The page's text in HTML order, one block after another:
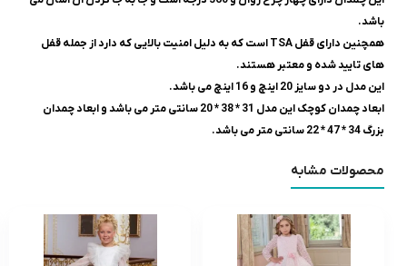
باشد.
همچنین دارای قفل TSA است که به دلیل امنیت بالایی که دارد از جمله قفل
های تایید شده و معتبر هستند.
این مدل در دو سایز 20 اینچ و 16 اینچ می باشد.
ابعاد چمدان کوچک این مدل 31 * 38 * 20 سانتی متر می باشد و ابعاد چمدان
بزرگ 34 * 47 * 22 سانتی متر می باشد.
محصولات مشابه